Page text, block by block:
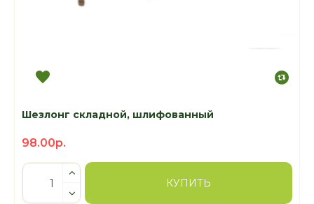
Шезлонг складной, шлифованный
98.00р.
КУПИТЬ